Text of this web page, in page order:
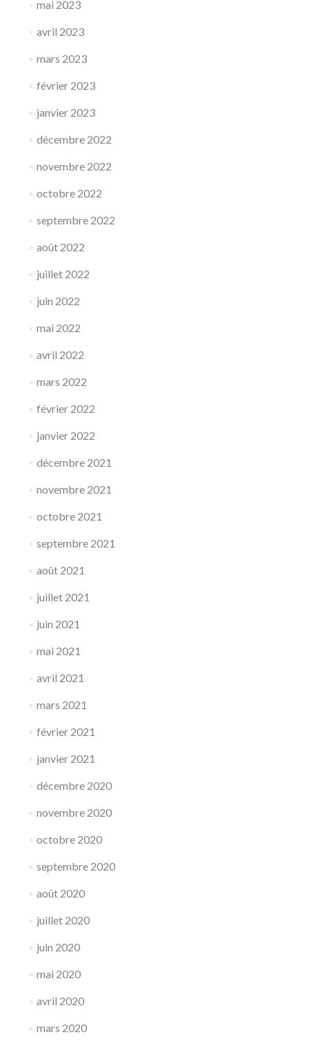
mai 2023
avril 2023
mars 2023
février 2023
janvier 2023
décembre 2022
novembre 2022
octobre 2022
septembre 2022
août 2022
juillet 2022
juin 2022
mai 2022
avril 2022
mars 2022
février 2022
janvier 2022
décembre 2021
novembre 2021
octobre 2021
septembre 2021
août 2021
juillet 2021
juin 2021
mai 2021
avril 2021
mars 2021
février 2021
janvier 2021
décembre 2020
novembre 2020
octobre 2020
septembre 2020
août 2020
juillet 2020
juin 2020
mai 2020
avril 2020
mars 2020